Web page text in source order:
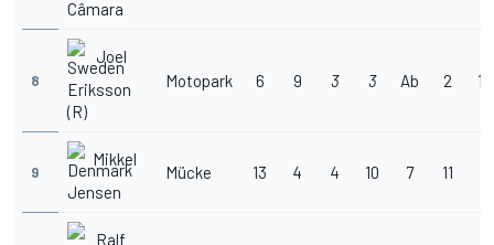
Câmara
8
Joel
Eriksson
(R)
Motopark 6 9 3 3 Ab 2 14
9
Mikkel
Jensen
Mücke 13 4 4 10 7 11
Ralf